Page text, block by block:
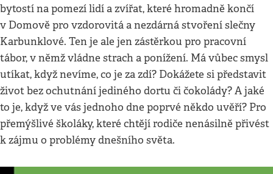
bytostí na pomezí lidí a zvířat, které hromadně končí
v Domově pro vzdorovitá a nezdárná stvoření slečny
Karbunklové. Ten je ale jen zástěrkou pro pracovní
tábor, v němž vládne strach a ponížení. Má vůbec smysl
utíkat, když nevíme, co je za zdí? Dokážete si představit
život bez ochutnání jediného dortu či čokolády? A jaké
to je, když ve vás jednoho dne poprvé někdo uvěří? Pro
přemýšlivé školáky, které chtějí rodiče nenásilně přivést
k zájmu o problémy dnešního světa.